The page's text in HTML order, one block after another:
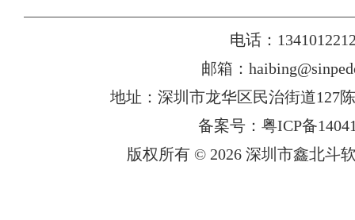
电话：
邮箱：
地址：深圳市龙华区民治街道127
备案号：粤ICP备
版权所有 © 2026 深圳市鑫北斗